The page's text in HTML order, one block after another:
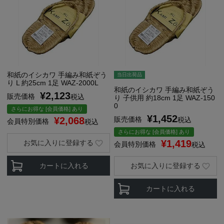
和紙のイシカワ 手編み和紙ぞう
り L 約25cm 1足 WAZ-2000L
販売価格
¥2,123税込
さらにお得な [会員価格] あり
会員特別価格 ¥2,068税込
カートに入れる
お気に入りに登録する
当日出荷品
和紙のイシカワ 手編み和紙ぞう
り 子供用 約18cm 1足 WAZ-150
0
販売価格
¥1,452税込
さらにお得な [会員価格] あり
会員特別価格 ¥1,419税込
カートに入れる
お気に入りに登録する